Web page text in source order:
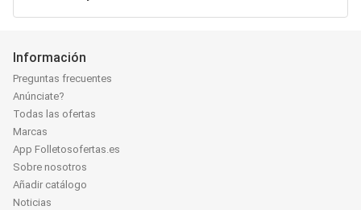
Información
Preguntas frecuentes
Anúnciate?
Todas las ofertas
Marcas
App Folletosofertas.es
Sobre nosotros
Añadir catálogo
Noticias